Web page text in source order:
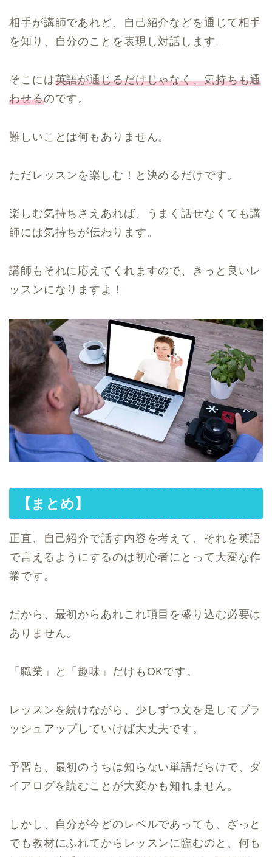
相手が講師であれど、自己紹介などを通じて相手
を知り、自分のことを表現し対話します。
そこには英語が通じるだけじゃなく、気持ちも通
わせるのです。
難しいことは何もありません。
ただレッスンを楽しむ！と決めるだけです。
楽しむ気持ちさえあれば、うまく話せなくても講
師には気持ちが伝わります。
講師もそれに応えてくれますので、きっと良いレ
ッスンになりますよ！
【まとめ】
正直、自己紹介で話す内容を考えて、それを英語
で言えるようにするのは初心者にとって大変な作
業です。
だから、最初からあれこれ項目を盛り込む必要は
ありません。
「職業」と「趣味」だけもOKです。
レッスンを続けながら、少しずつ文を足してブラ
ッシュアップしていけば大丈夫です。
予習も、最初のうちは知らない単語だらけで、ダ
イアログを読むことが大変かも知れません。
しかし、自分が今どのレベルであっても、ざっと
でも教材にふれてからレッスンに臨むのと、何も